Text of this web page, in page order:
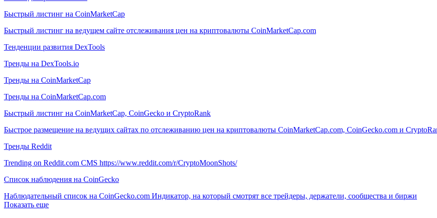
Быстрый листинг на CoinMarketCap
Быстрый листинг на ведущем сайте отслеживания цен на криптовалюты CoinMarketCap.com
Тенденции развития DexTools
Тренды на DexTools.io
Тренды на CoinMarketCap
Тренды на CoinMarketCap.com
Быстрый листинг на CoinMarketCap, CoinGecko и CryptoRank
Быстрое размещение на ведущих сайтах по отслеживанию цен на криптовалюты CoinMarketCap.com, CoinGecko.com и
Тренды Reddit
Trending on Reddit.com CMS https://www.reddit.com/r/CryptoMoonShots/
Список наблюдения на CoinGecko
Наблюдательный список на CoinGecko.com Индикатор, на который смотрят все трейдеры, держатели, сообщества и биржи
Показать еще